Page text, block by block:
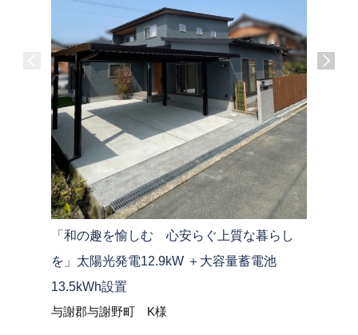
「和の趣を愉しむ 心安らぐ上質な暮らし
を」太陽光発電12.9kW ＋大容量蓄電池
13.5kWh設置
与謝郡与謝野町 K様